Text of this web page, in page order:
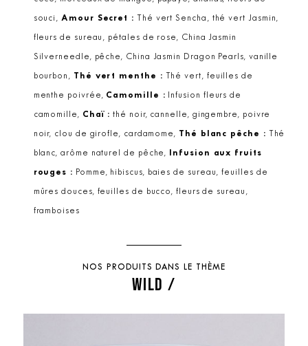
souci,Amour Secret : Thé vert Sencha, thé vert Jasmin,
fleurs de sureau, pétales de rose, China Jasmin
Silverneedle, pêche, China Jasmin Dragon Pearls, vanille
bourbon, Thé vert menthe : Thé vert, feuilles de
menthe poivrée, Camomille : Infusion fleurs de
camomille, Chaï : thé noir, cannelle, gingembre, poivre
noir, clou de girofle, cardamome, Thé blanc pêche : Thé
blanc, arôme naturel de pêche, Infusion aux fruits
rouges : Pomme, hibiscus, baies de sureau, feuilles de
mûres douces, feuilles de bucco, fleurs de sureau,
framboises
NOS PRODUITS DANS LE THÈME
WILD /